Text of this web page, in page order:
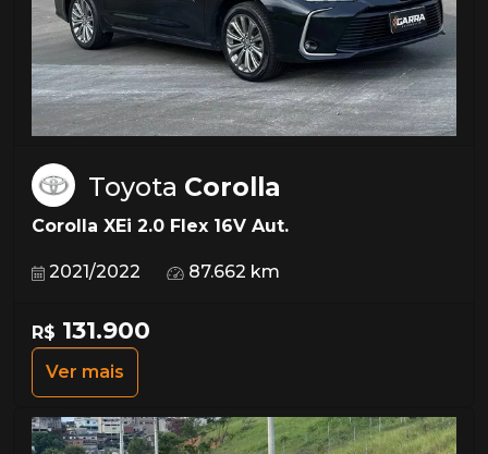
Toyota Corolla
Corolla XEi 2.0 Flex 16V Aut.
2021/2022 87.662 km
R$ 131.900
Ver mais